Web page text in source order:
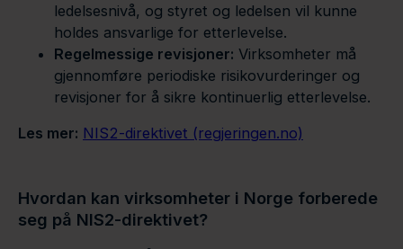
ledelsesnivå, og styret og ledelsen vil kunne
holdes ansvarlige for etterlevelse.
Regelmessige revisjoner: Virksomheter må
gjennomføre periodiske risikovurderinger og
revisjoner for å sikre kontinuerlig etterlevelse.
Les mer: NIS2-direktivet (regjeringen.no)
Hvordan kan virksomheter i Norge forberede
seg på NIS2-direktivet?